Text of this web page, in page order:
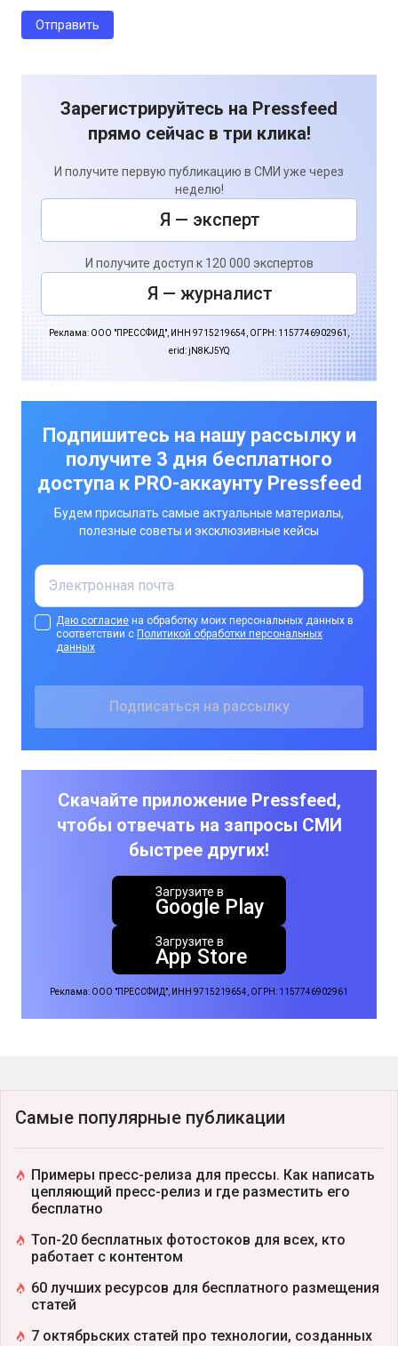
Зарегистрируйтесь на Pressfeed
прямо сейчас в три клика!
И получите первую публикацию в СМИ уже через
неделю!
Я — эксперт
И получите доступ к 120 000 экспертов
Я — журналист
Реклама: ООО "ПРЕССФИД", ИНН 9715219654, ОГРН: 1157746902961,
erid: jN8KJ5YQ
Подпишитесь на нашу рассылку и
получите 3 дня бесплатного
доступа к PRO-аккаунту Pressfeed
Будем присылать самые актуальные материалы,
полезные советы и эксклюзивные кейсы
Даю согласие на обработку моих персональных данных в
соответствии с Политикой обработки персональных
данных
Скачайте приложение Pressfeed,
чтобы отвечать на запросы СМИ
быстрее других!
Загрузите в
Google Play
Загрузите в
App Store
Реклама: ООО "ПРЕССФИД", ИНН 9715219654, ОГРН: 1157746902961
Самые популярные публикации
Примеры пресс-релиза для прессы. Как написать
цепляющий пресс-релиз и где разместить его
бесплатно
Топ-20 бесплатных фотостоков для всех, кто
работает с контентом
60 лучших ресурсов для бесплатного размещения
статей
7 октябрьских статей про технологии, созданных